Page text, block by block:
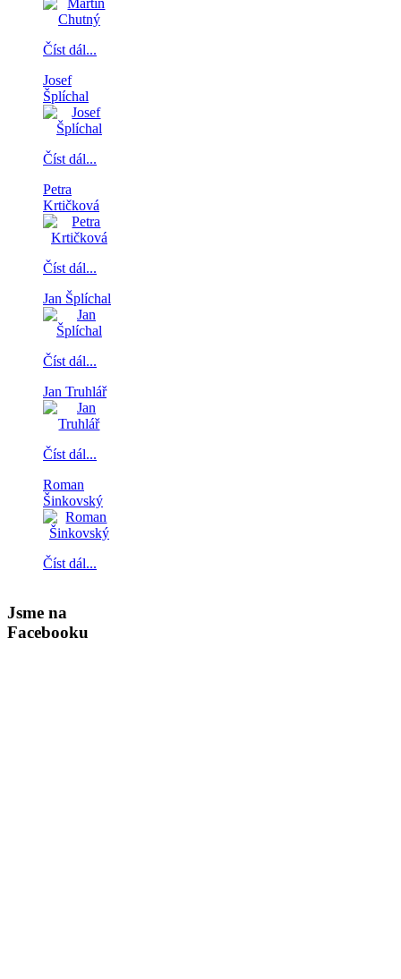
Číst dál...
Josef
Šplíchal
Číst dál...
Petra
Krtičková
Číst dál...
Jan Šplíchal
Číst dál...
Jan Truhlář
Číst dál...
Roman
Šinkovský
Číst dál...
Jsme na
Facebooku